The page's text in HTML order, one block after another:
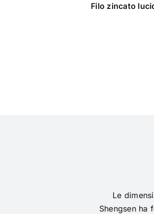
Filo zincato
Le
Shengsen